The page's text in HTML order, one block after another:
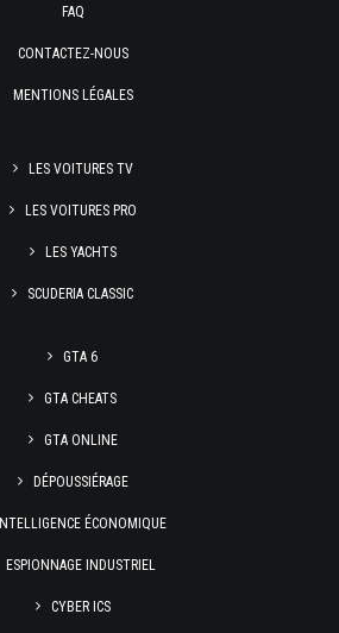
FAQ
CONTACTEZ-NOUS
MENTIONS LÉGALES
LES VOITURES TV
LES VOITURES PRO
LES YACHTS
SCUDERIA CLASSIC
GTA 6
GTA CHEATS
GTA ONLINE
DÉPOUSSIÉRAGE
INTELLIGENCE ÉCONOMIQUE
ESPIONNAGE INDUSTRIEL
CYBER ICS